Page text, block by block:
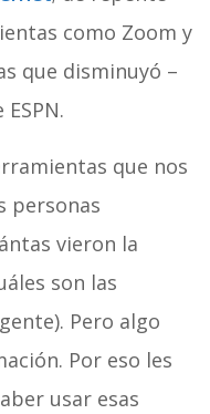
como Zoom y
que disminuyó –
que nos
personas
vieron la
son las
Pero algo
Por eso les
usar esas